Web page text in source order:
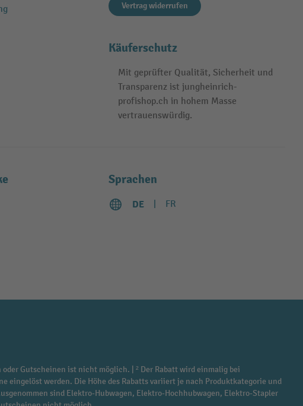
Vertrag widerrufen
Käuferschutz
Mit geprüfter Qualität, Sicherheit und
Transparenz ist jungheinrich-
profishop.ch in hohem Masse
vertrauenswürdig.
Sprachen
DE FR
Gutscheinen ist nicht möglich. | ² Der Rabatt wird einmalig bei
eingelöst werden. Die Höhe des Rabatts variiert je nach Produktkategorie und
sind Elektro-Hubwagen, Elektro-Hochhubwagen, Elektro-Stapler